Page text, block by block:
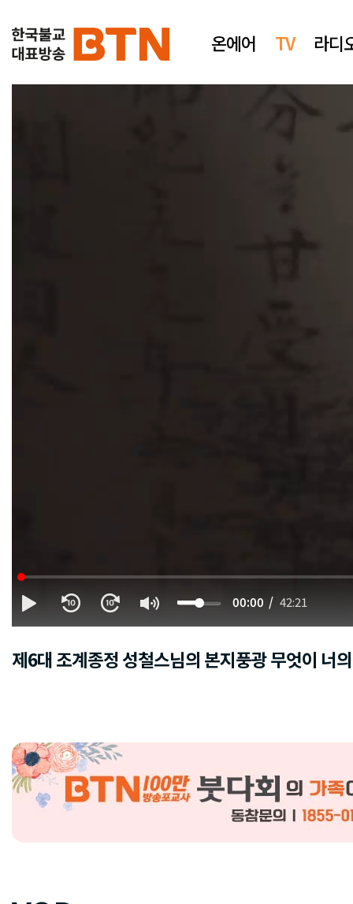
온에어 TV 라디
00:00 42:21
제6대 조계종정 성철스님의 본지풍광 무엇이 너